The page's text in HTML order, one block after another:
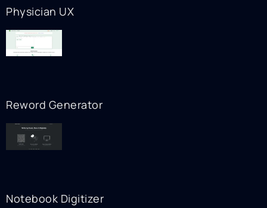
Physician UX
Reword Generator
Notebook Digitizer